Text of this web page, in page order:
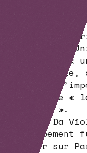
Artem
découvert à
seulement la
formes de
mais aussi «
qui se
souligne
groupes de
échanges ».
Georges Da
Servier sur